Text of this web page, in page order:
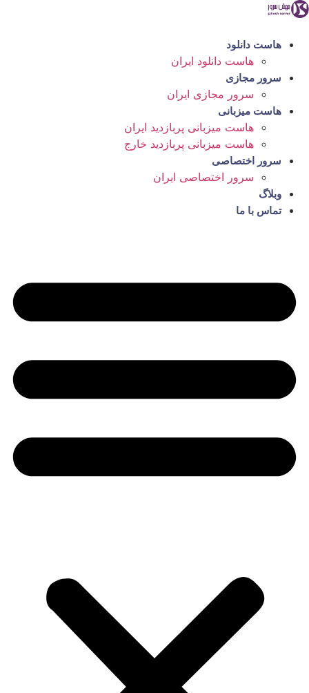
پرش
محتوا
هاست دانلود
هاست دانلود ایران
سرور مجازی
سرور مجازی ایران
هاست میزبانی
هاست میزبانی پربازدید ایران
هاست میزبانی پربازدید خارج
سرور اختصاصی
سرور اختصاصی ایران
وبلاگ
تماس با ما